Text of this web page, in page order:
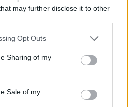
may further disclose it to other
app uses one or more Google
behaviour. You may click to
and its third-party tags to
purposes in below Google
Opt Outs
Sharing of my
Sale of my
Désireux de retrouver les Bleus,
sur le terrain pour y parvenir.
ses déclarations soient d’une